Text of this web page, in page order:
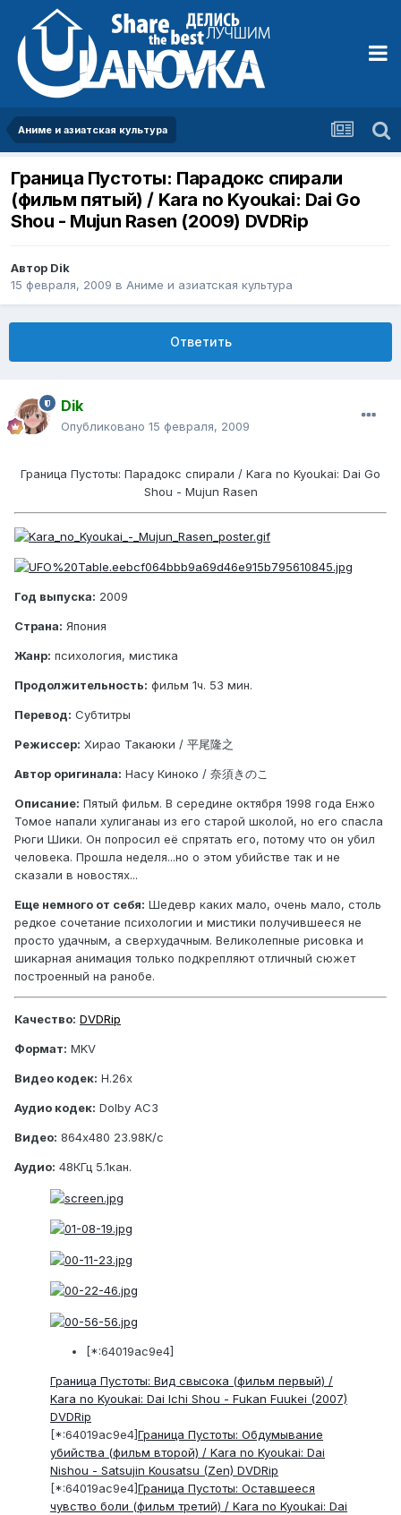
Аниме и азиатская культура
Граница Пустоты: Парадокс спирали
(фильм пятый) / Kara no Kyoukai: Dai Go
Shou - Mujun Rasen (2009) DVDRip
Автор Dik
15 февраля, 2009 в Аниме и азиатская культура
Ответить
Dik
Опубликовано 15 февраля, 2009
Граница Пустоты: Парадокс спирали / Kara no Kyoukai: Dai Go
Shou - Mujun Rasen
Год выпуска: 2009
Страна: Япония
Жанр: психология, мистика
Продолжительность: фильм 1ч. 53 мин.
Перевод: Субтитры
Режиссер: Хирао Такаюки / 平尾隆之
Автор оригинала: Насу Киноко / 奈須きのこ
Описание: Пятый фильм. В середине октября 1998 года Енжо
Томое напали хулиганаы из его старой школой, но его спасла
Рюги Шики. Он попросил её спрятать его, потому что он убил
человека. Прошла неделя...но о этом убийстве так и не
сказали в новостях...
Еще немного от себя: Шедевр каких мало, очень мало, столь
редкое сочетание психологии и мистики получившееся не
просто удачным, а сверхудачным. Великолепные рисовка и
шикарная анимация только подкрепляют отличный сюжет
построенный на ранобе.
Качество: DVDRip
Формат: MKV
Видео кодек: H.26x
Аудио кодек: Dolby AC3
Видео: 864x480 23.98К/с
Аудио: 48КГц 5.1кан.
[*:64019ac9e4]
Граница Пустоты: Вид свысока (фильм первый) /
Kara no Kyoukai: Dai Ichi Shou - Fukan Fuukei (2007)
DVDRip
[*:64019ac9e4]Граница Пустоты: Обдумывание
убийства (фильм второй) / Kara no Kyoukai: Dai
Nishou - Satsujin Kousatsu (Zen) DVDRip
[*:64019ac9e4]Граница Пустоты: Оставшееся
чувство боли (фильм третий) / Kara no Kyoukai: Dai